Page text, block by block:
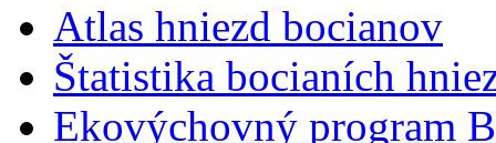
Atlas hniezd bocianov
Štatistika bocianích
Ekovýchovný program